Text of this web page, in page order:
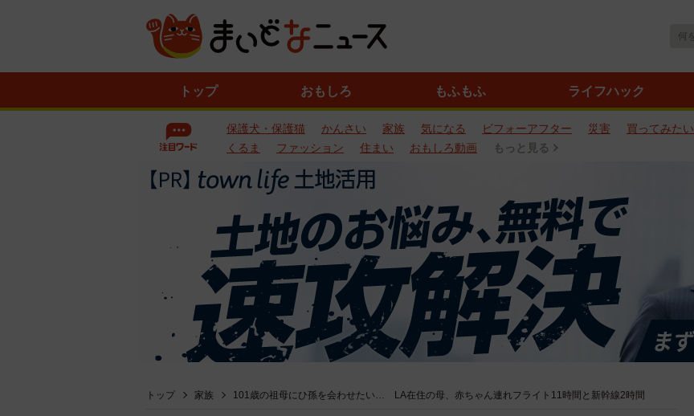
トップ おもしろ もふもふ ライフハック
保護犬・保護猫 かんさい 家族 気になる ビフォーアフター 災害 買ってみたい
くるま
ファッション 住まい おもしろ動画 もっと見る
トップ 家族 101歳の祖母にひ孫を会わせたい… LA在住の母、赤ちゃん連れフライト11時間と新幹線2時間